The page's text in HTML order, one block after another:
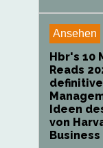
Ansehen
Hbr's 10
Reads
Ideen
von
Business